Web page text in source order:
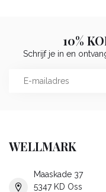
10%
Schrijf je in en
WELLMARK
Maaskade 37
5347 KD Oss